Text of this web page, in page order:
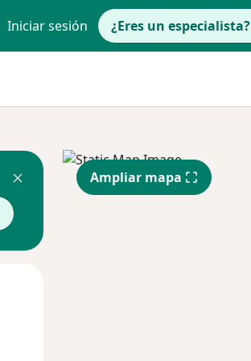
Iniciar sesión ¿Eres un especialista?
Ampliar mapa